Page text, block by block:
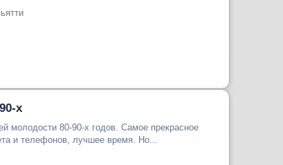
х
молодости 80-90-х годов. Самое прекрасное
и телефонов, лучшее время. Но...